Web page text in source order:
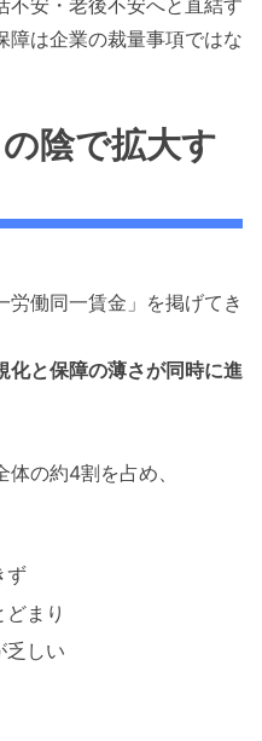
障は企業の裁量事項ではな
の陰で拡大す
働同一賃金」を掲げてき
化と保障の薄さが同時に進
の約4割を占め、
ず
まり
乏しい